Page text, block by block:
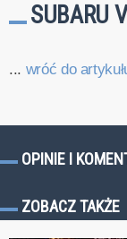
SUBARU
... wróć do
OPINIE I
ZOBACZ TAKŻE